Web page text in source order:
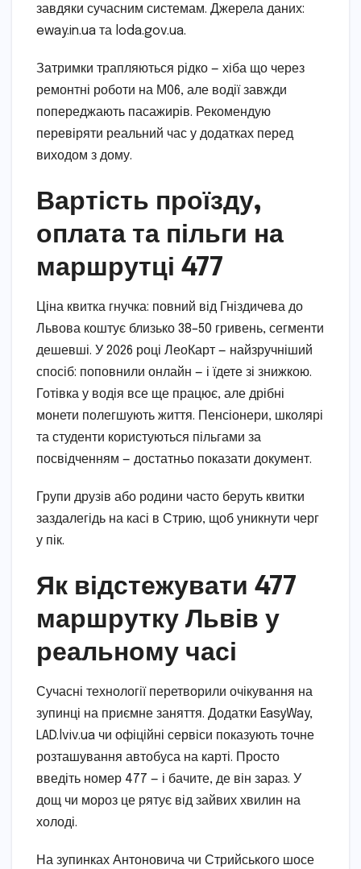
завдяки сучасним системам. Джерела даних:
eway.in.ua та loda.gov.ua.
Затримки трапляються рідко — хіба що через
ремонтні роботи на М06, але водії завжди
попереджають пасажирів. Рекомендую
перевіряти реальний час у додатках перед
виходом з дому.
Вартість проїзду,
оплата та пільги на
маршрутці 477
Ціна квитка гнучка: повний від Гніздичева до
Львова коштує близько 38–50 гривень, сегменти
дешевші. У 2026 році ЛеоКарт — найзручніший
спосіб: поповнили онлайн — і їдете зі знижкою.
Готівка у водія все ще працює, але дрібні
монети полегшують життя. Пенсіонери, школярі
та студенти користуються пільгами за
посвідченням — достатньо показати документ.
Групи друзів або родини часто беруть квитки
заздалегідь на касі в Стрию, щоб уникнути черг
у пік.
Як відстежувати 477
маршрутку Львів у
реальному часі
Сучасні технології перетворили очікування на
зупинці на приємне заняття. Додатки EasyWay,
LAD.lviv.ua чи офіційні сервіси показують точне
розташування автобуса на карті. Просто
введіть номер 477 — і бачите, де він зараз. У
дощ чи мороз це рятує від зайвих хвилин на
холоді.
На зупинках Антоновича чи Стрийського шосе